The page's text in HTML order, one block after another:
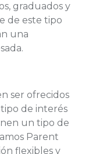
graduados y
de este tipo
una
ser ofrecidos
de interés
un tipo de
Parent
flexibles y